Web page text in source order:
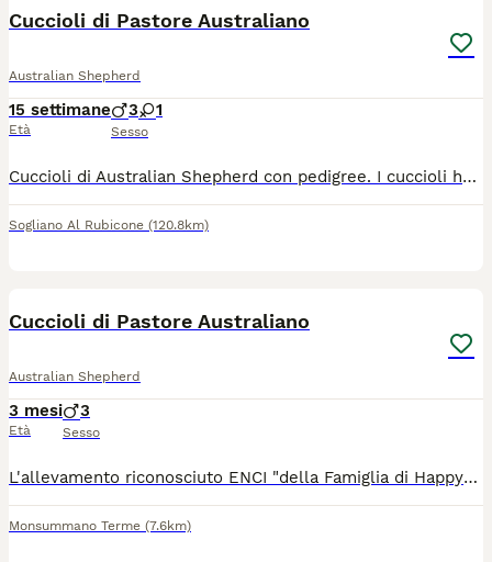
Cuccioli di Pastore Australiano
Australian Shepherd
15 settimane
Età
3 1
Sesso
Cuccioli di Australian Shepherd con pedigree. I cuccioli hanno tre mesi e potranno raggiungere la nuova famiglia e verranno consegnati con i documenti dei genitori, iscrizione anagrafe canina, pedigree, microchip, vaccinazione e trattamento parassiti intestinali in base all'età, referto visita oculistica ufficiale, puppy kit. I genitori sono testati per le principali malattie genetiche della razza e per la displasia di anca e gomito. Per informazioni chiamare il 3457431286
Sogliano Al Rubicone (120.8km)
Cuccioli di Pastore Australiano
Australian Shepherd
3 mesi
Età
3
Sesso
L'allevamento riconosciuto ENCI "della Famiglia di Happy" annuncia la disponibilità di 3 cuccioli di razza Pastore Australiano (Australian Shepherd o Aussie). Sono nati a metà Aprile 2026. Hanno quasi 3 mesi di vita, sono prontissimi per cambiare casa. Sono: ZEUS: maschio tricolore rosso con occhi dorati, il più grosso della cucciolata, carattere più dominante. ERMES: maschio tricolore nero, il più piccolo della cucciolata, dolcissimo e tranquillo, occhi colore beige. NETTUNO: maschio tricolore rosso con occhi azzurri. Per Nettuno sto cercando una famiglia che abiti a massimo un'ora di distanza da me per una collaborazione come riproduttore. Il pelo sarà medio-lungo, morbidissimo. Hanno tutti la coda lunga. Da adulti raggiungeranno circa 20 kg. Sono allevati in casa con giardino, con tante cure e amore da Elena (laureata in Scienze e Tecnologie delle Produzioni Animali, Facoltà di Veterinaria). I cuccioli stanno ricevendo un'ottima socializzazione con diversi tipi di cani (faccio anche pensione casalinga). Vengono svezzati con mangime naturale Reico, con alta % di carne biologica. 3 sverminazioni, 4 vaccinazioni, microchip e registrazione all'anagrafe canina dell'ASL, Pedigree ENCI. Il Pastore Australiano è un cane da lavoro, molto intelligente e vivace, curioso, agile, giocherellone per tutta la vita, molto affettuoso. Adatto anche a famiglie con bambini e a qualsiasi sport cinofilo e a gare di bellezza. Genitori esenti da displasie e da malattie genetiche di razza. Potete venire a conoscere la madre coi cuccioli nel mio allevamento "della Famiglia di Happy" a Monsummano Terme (PT), località Cintolese. Il papà dei cuccioli invece è dell' allevamento della Valsecca Dog in Liguria. I cuccioli verranno ceduti con tutti i certificati, lezione base di educazione cinofila e consulenza alimentare. Facendo pensione per animali, posso tenere il vostro cucciolo durante le vostre ferie. Contattatemi solo al telefono
Monsummano Terme (7.6km)